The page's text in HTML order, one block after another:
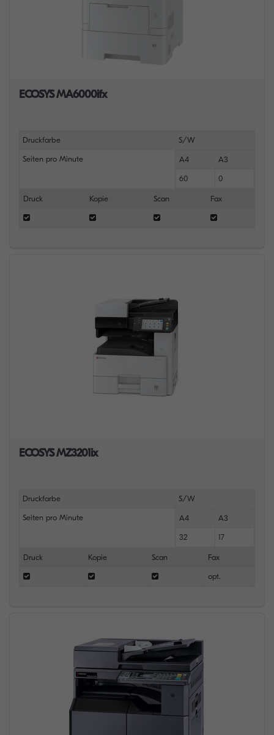
ECOSYS MA6000ifx
Druckfarbe S/W
Seiten pro Minute A4 A3
60 0
Druck Kopie Scan Fax
ECOSYS MZ3201ix
Druckfarbe S/W
Seiten pro Minute A4 A3
32 17
Druck Kopie Scan Fax
opt.